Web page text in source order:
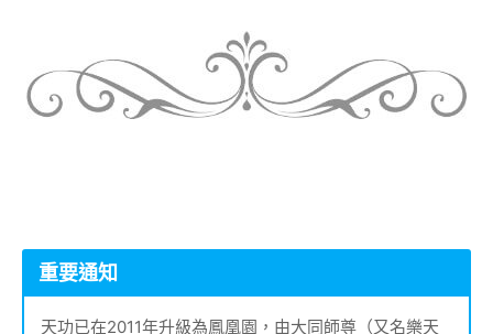
重要通知
天功已在2011年升級為鳳凰園，由大同師尊（又名樂天